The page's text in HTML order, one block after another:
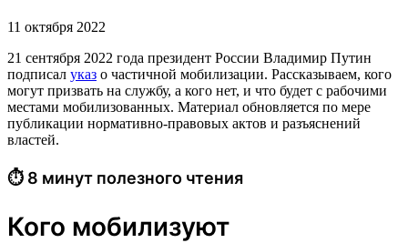
11 октября 2022
21 сентября 2022 года президент России Владимир Путин
подписал указ о частичной мобилизации. Рассказываем, кого
могут призвать на службу, а кого нет, и что будет с рабочими
местами мобилизованных. Материал обновляется по мере
публикации нормативно-правовых актов и разъяснений
властей.
⏱ 8 минут полезного чтения
Кого мобилизуют